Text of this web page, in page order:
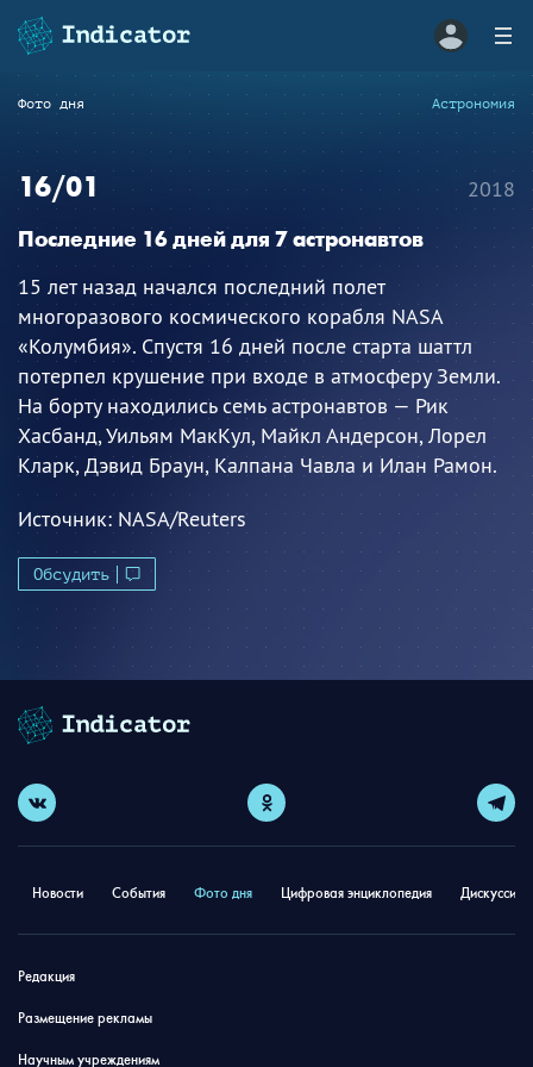
Фото дня Астрономия
16/01
Последние 16 дней для 7 астронавтов
15 лет назад начался последний полет
многоразового космического корабля NASA
«Колумбия». Спустя 16 дней после старта шаттл
потерпел крушение при входе в атмосферу Земли.
На борту находились семь астронавтов — Рик
Хасбанд, Уильям МакКул, Майкл Андерсон, Лорел
Кларк, Дэвид Браун, Калпана Чавла и Илан Рамон.
Источник:NASA/Reuters
Обсудить
2018
Новости События Фото дня Цифровая энциклопедия
Редакция
Размещение рекламы
Научным учреждениям